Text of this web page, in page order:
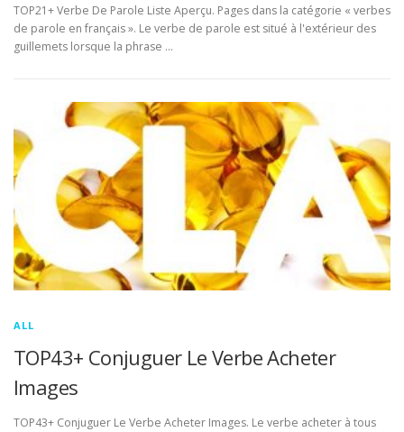
TOP21+ Verbe De Parole Liste Aperçu. Pages dans la catégorie « verbes
de parole en français ». Le verbe de parole est situé à l'extérieur des
guillemets lorsque la phrase …
ALL
TOP43+ Conjuguer Le Verbe Acheter
Images
TOP43+ Conjuguer Le Verbe Acheter Images. Le verbe acheter à tous